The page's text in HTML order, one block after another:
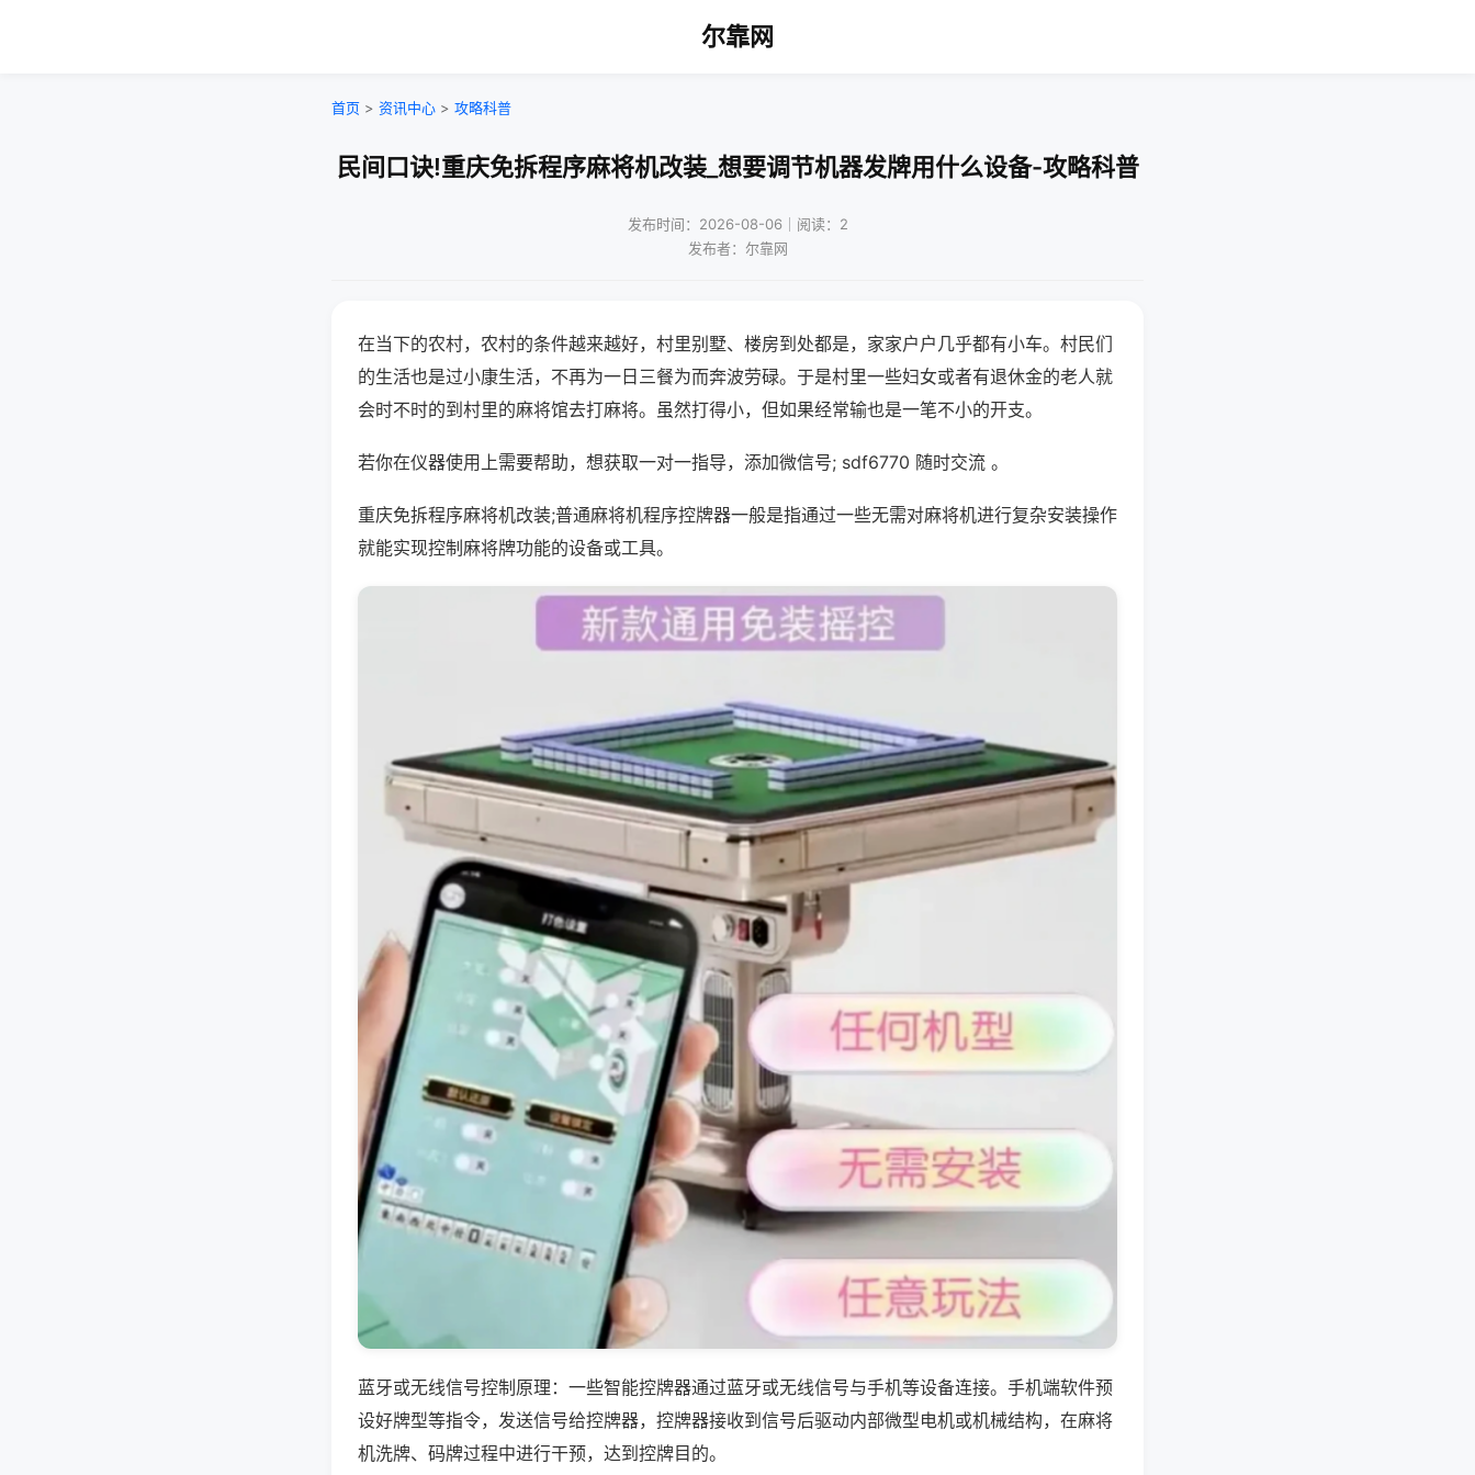
尔靠网
首页 > 资讯中心 > 攻略科普
民间口诀!重庆免拆程序麻将机改装_想要调节机器发牌用什么设备-攻略科普
发布时间：2026-08-06｜阅读：2
发布者：尔靠网
在当下的农村，农村的条件越来越好，村里别墅、楼房到处都是，家家户户几乎都有小车。村民们
的生活也是过小康生活，不再为一日三餐为而奔波劳碌。于是村里一些妇女或者有退休金的老人就
会时不时的到村里的麻将馆去打麻将。虽然打得小，但如果经常输也是一笔不小的开支。
若你在仪器使用上需要帮助，想获取一对一指导，添加微信号; sdf6770 随时交流 。
重庆免拆程序麻将机改装;普通麻将机程序控牌器一般是指通过一些无需对麻将机进行复杂安装操作
就能实现控制麻将牌功能的设备或工具。
蓝牙或无线信号控制原理：一些智能控牌器通过蓝牙或无线信号与手机等设备连接。手机端软件预
设好牌型等指令，发送信号给控牌器，控牌器接收到信号后驱动内部微型电机或机械结构，在麻将
机洗牌、码牌过程中进行干预，达到控牌目的。